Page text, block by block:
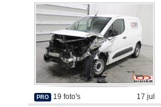
PRO 19 foto's 17 jul